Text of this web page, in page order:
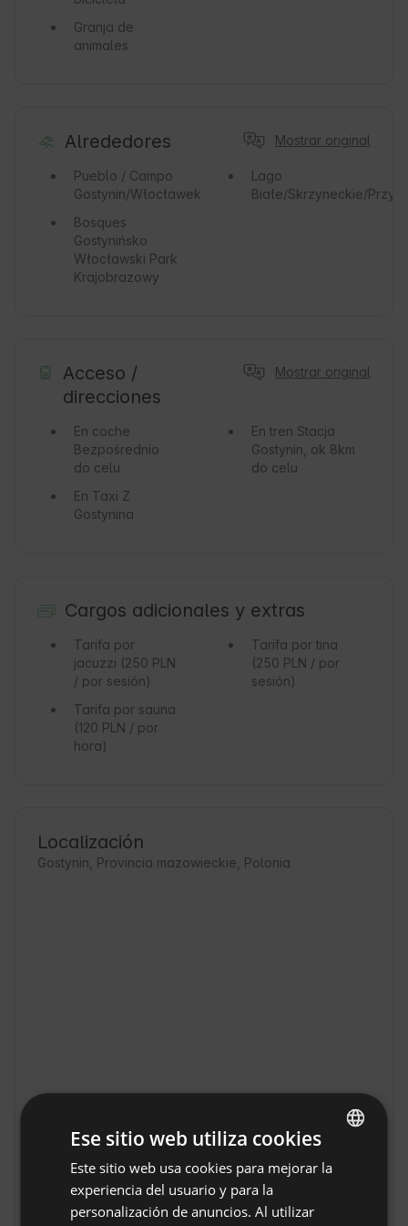
Granja de
animales
Alrededores Mostrar original
Pueblo / Campo
Gostynin/Włocławek
Lago
Białe/Skrzyneckie/
Bosques
Gostynińsko
Włocławski Park
Krajobrazowy
Acceso /
direcciones
Mostrar original
En coche
Bezpośrednio
do celu
En tren Stacja
Gostynin, ok 8km
do celu
En Taxi Z
Gostynina
Cargos adicionales y extras
Tarifa por
jacuzzi (250 PLN
/ por sesión)
Tarifa por tina
(250 PLN / por
sesión)
Tarifa por sauna
(120 PLN / por
hora)
Localización
Gostynin, Provincia mazowieckie, Polonia
Jurta Irys Glamping en
Gostynin
Mostrar original
Jurta Irys Glamping, en Gostynin, es el lugar
ENGLISH
Ese sitio web utiliza cookies
Este sitio web usa cookies para mejorar la
experiencia del usuario y para la
personalización de anuncios. Al utilizar